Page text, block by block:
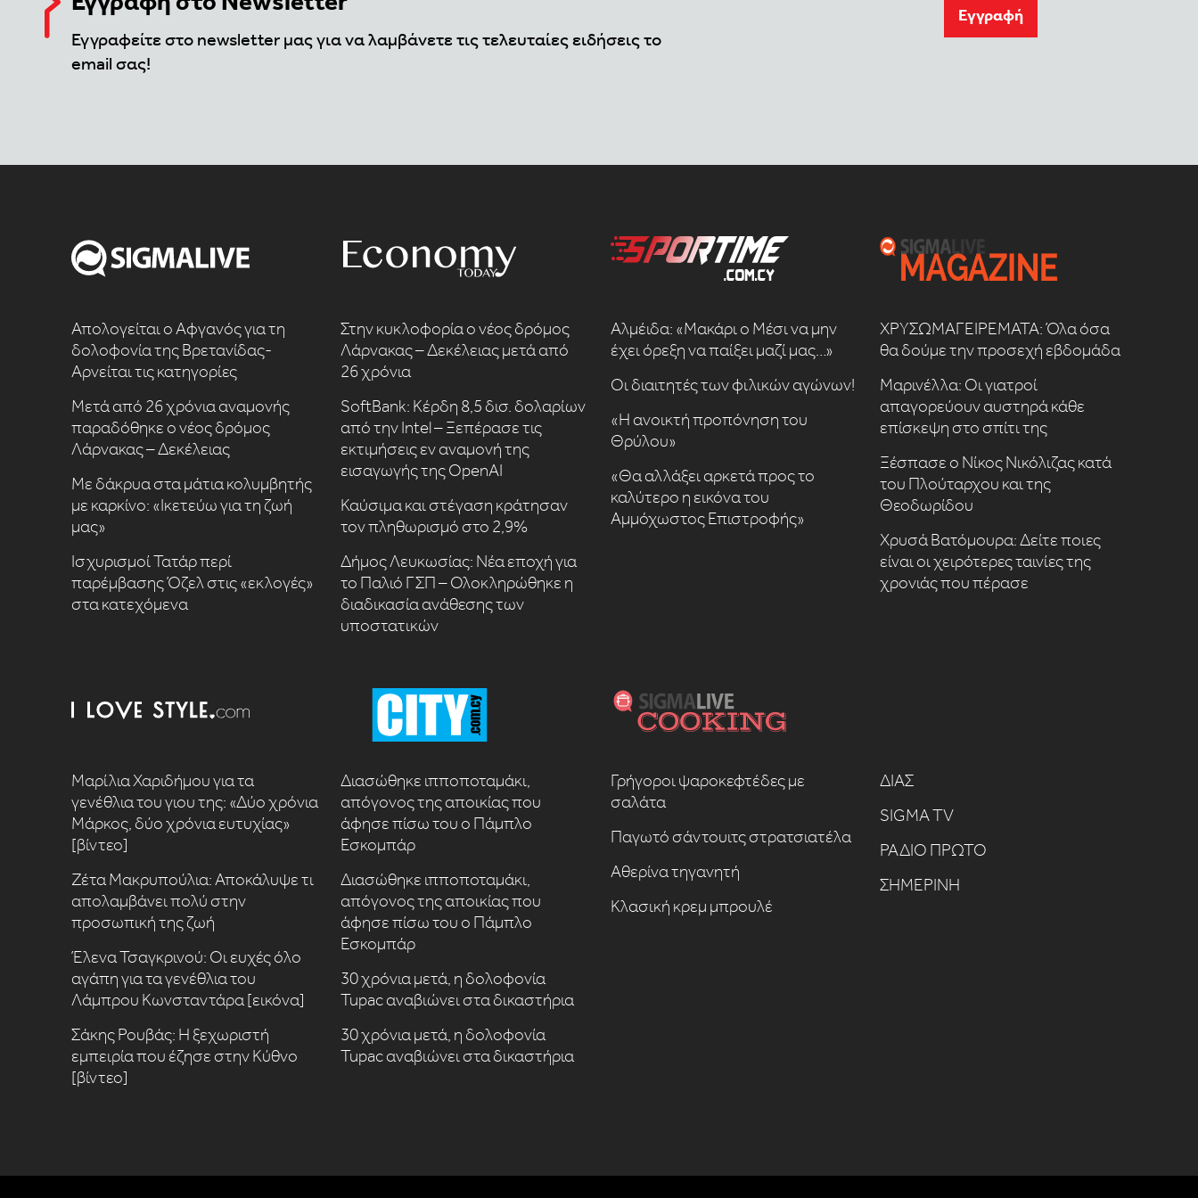
Εγγραφείτε στο newsletter μας για να λαμβάνετε τις τελευταίες ειδήσεις το
email σας!
Eγγραφή
Απολογείται ο Αφγανός για τη
δολοφονία της Βρετανίδας-
Αρνείται τις κατηγορίες
Μετά από 26 χρόνια αναμονής
παραδόθηκε ο νέος δρόμος
Λάρνακας – Δεκέλειας
Με δάκρυα στα μάτια κολυμβητής
με καρκίνο: «Ικετεύω για τη ζωή
μας»
Ισχυρισμοί Τατάρ περί
παρέμβασης Όζελ στις «εκλογές»
στα κατεχόμενα
Στην κυκλοφορία ο νέος δρόμος
Λάρνακας – Δεκέλειας μετά από
26 χρόνια
SoftBank: Κέρδη 8,5 δισ. δολαρίων
από την Intel – Ξεπέρασε τις
εκτιμήσεις εν αναμονή της
εισαγωγής της OpenAI
Καύσιμα και στέγαση κράτησαν
τον πληθωρισμό στο 2,9%
Δήμος Λευκωσίας: Νέα εποχή για
το Παλιό ΓΣΠ – Ολοκληρώθηκε η
διαδικασία ανάθεσης των
υποστατικών
Αλμέιδα: «Μακάρι ο Μέσι να μην
έχει όρεξη να παίξει μαζί μας…»
Οι διαιτητές των φιλικών αγώνων!
«Η ανοικτή προπόνηση του
Θρύλου»
«Θα αλλάξει αρκετά προς το
καλύτερο η εικόνα του
Αμμόχωστος Επιστροφής»
ΧΡΥΣΩΜΑΓΕΙΡΕΜΑΤΑ: Όλα όσα
θα δούμε την προσεχή εβδομάδα
Μαρινέλλα: Οι γιατροί
απαγορεύουν αυστηρά κάθε
επίσκεψη στο σπίτι της
Ξέσπασε ο Νίκος Νικόλιζας κατά
του Πλούταρχου και της
Θεοδωρίδου
Χρυσά Βατόμουρα: Δείτε ποιες
είναι οι χειρότερες ταινίες της
χρονιάς που πέρασε
Μαρίλια Χαριδήμου για τα
γενέθλια του γιου της: «Δύο χρόνια
Μάρκος, δύο χρόνια ευτυχίας»
[βίντεο]
Ζέτα Μακρυπούλια: Αποκάλυψε τι
απολαμβάνει πολύ στην
προσωπική της ζωή
Έλενα Τσαγκρινού: Οι ευχές όλο
αγάπη για τα γενέθλια του
Λάμπρου Κωνσταντάρα [εικόνα]
Σάκης Ρουβάς: Η ξεχωριστή
εμπειρία που έζησε στην Κύθνο
[βίντεο]
Διασώθηκε ιπποποταμάκι,
απόγονος της αποικίας που
άφησε πίσω του ο Πάμπλο
Εσκομπάρ
Διασώθηκε ιπποποταμάκι,
απόγονος της αποικίας που
άφησε πίσω του ο Πάμπλο
Εσκομπάρ
30 χρόνια μετά, η δολοφονία
Tupac αναβιώνει στα δικαστήρια
30 χρόνια μετά, η δολοφονία
Tupac αναβιώνει στα δικαστήρια
Γρήγοροι ψαροκεφτέδες με
σαλάτα
Παγωτό σάντουιτς στρατσιατέλα
Αθερίνα τηγανητή
Κλασική κρεμ μπρουλέ
ΔΙΑΣ
SIGMA TV
ΡΑΔΙΟ ΠΡΩΤΟ
ΣΗΜΕΡΙΝΗ